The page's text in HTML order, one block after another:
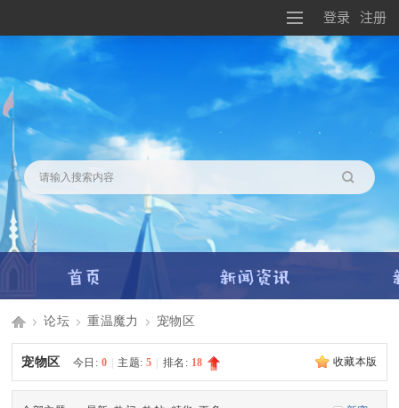
登录 注册
»
论坛 重温魔力 宠物区
收藏本版
宠物区 今日: 0 主题:5 排名: 18